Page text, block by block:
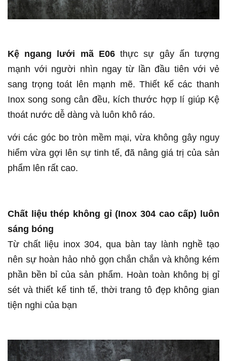
Kệ ngang lưới mã E06thực sự gây ấn tượng
mạnh với người nhìn ngay từ lần đầu tiên với vẻ
sang trọng toát lên mạnh mẽ. Thiết kế các thanh
Inox song song cân đều, kích thước hợp lí giúp Kệ
thoát nước dễ dàng và luôn khô ráo.
với các góc bo tròn mềm mại, vừa không gây nguy
hiểm vừa gợi lên sự tinh tế, đã nâng giá trị của sản
phẩm lên rất cao.
Chất liệu thép không gỉ (Inox 304 cao cấp) luôn
sáng bóng
Từ chất liệu inox 304, qua bàn tay lành nghề tạo
nên sự hoàn hảo nhỏ gọn chắn chắn và không kém
phần bền bỉ của sản phẩm. Hoàn toàn không bị gỉ
sét và thiết kế tinh tế, thời trang tô đẹp không gian
tiện nghi của bạn